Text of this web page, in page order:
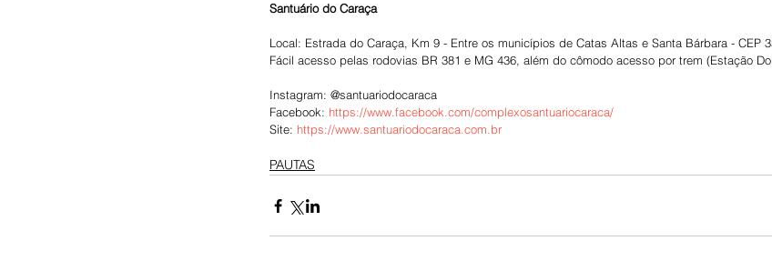
Santuário do Caraça
Local: Estrada do Caraça, Km 9 - Entre os municípios de Catas Altas e Santa Bárbara - CEP
Fácil acesso pelas rodovias BR 381 e MG 436, além do cômodo acesso por trem (Estação
Instagram: @santuariodocaraca
Facebook: https://www.facebook.com/complexosantuariocaraca/
Site: https://www.santuariodocaraca.com.br
PAUTAS